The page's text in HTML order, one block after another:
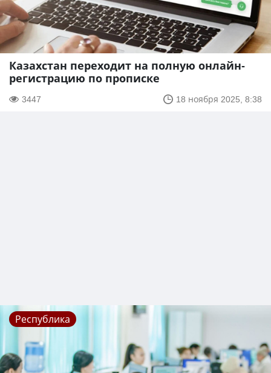
Казахстан переходит на полную онлайн-
регистрацию по прописке
3447 18 ноября 2025, 8:38
Республика